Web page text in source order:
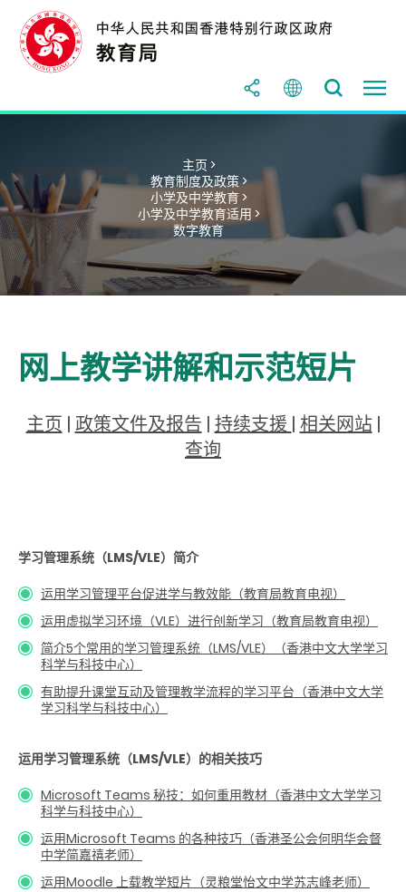
主页 >
教育制度及政策 >
小学及中学教育 >
小学及中学教育适用 >
数字教育
网上教学讲解和示范短片
主页 | 政策文件及报告 | 持续支援 | 相关网站|
查询
学习管理系统（LMS/VLE）简介
运用学习管理平台促进学与教效能（教育局教育电视）
运用虚拟学习环境（VLE）进行创新学习（教育局教育电视）
简介5个常用的学习管理系统（LMS/VLE）（香港中文大学学习
科学与科技中心）
有助提升课堂互动及管理教学流程的学习平台（香港中文大学
学习科学与科技中心）
运用学习管理系统（LMS/VLE）的相关技巧
Microsoft Teams 秘技：如何重用教材（香港中文大学学习
科学与科技中心）
运用Microsoft Teams 的各种技巧（香港圣公会何明华会督
中学简嘉禧老师）
运用Moodle 上载教学短片（灵粮堂怡文中学苏志峰老师）